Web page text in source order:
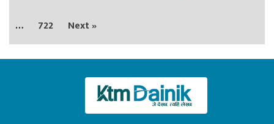
… 722 Next »